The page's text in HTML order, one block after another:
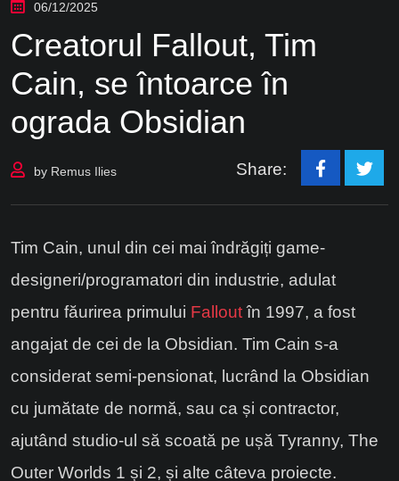
06/12/2025
Creatorul Fallout, Tim
Cain, se întoarce în
ograda Obsidian
by Remus Ilies Share:
Tim Cain, unul din cei mai îndrăgiți game-
designeri/programatori din industrie, adulat
pentru făurirea primului Falloutîn 1997, a fost
angajat de cei de la Obsidian. Tim Cain s-a
considerat semi-pensionat, lucrând la Obsidian
cu jumătate de normă, sau ca și contractor,
ajutând studio-ul să scoată pe ușă Tyranny, The
Outer Worlds 1 și 2, și alte câteva proiecte.